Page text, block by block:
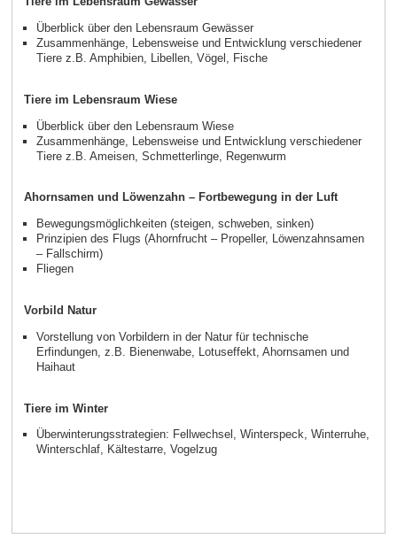
Überblick über den Lebensraum Gewässer
Zusammenhänge, Lebensweise und Entwicklung verschiedener
Tiere z.B. Amphibien, Libellen, Vögel, Fische
Tiere im Lebensraum Wiese
Überblick über den Lebensraum Wiese
Zusammenhänge, Lebensweise und Entwicklung verschiedener
Tiere z.B. Ameisen, Schmetterlinge, Regenwurm
Ahornsamen und Löwenzahn – Fortbewegung in der Luft
Bewegungsmöglichkeiten (steigen, schweben, sinken)
Prinzipien des Flugs (Ahornfrucht – Propeller, Löwenzahnsamen
– Fallschirm)
Fliegen
Vorbild Natur
Vorstellung von Vorbildern in der Natur für technische
Erfindungen, z.B. Bienenwabe, Lotuseffekt, Ahornsamen und
Haihaut
Tiere im Winter
Überwinterungsstrategien: Fellwechsel, Winterspeck, Winterruhe,
Winterschlaf, Kältestarre, Vogelzug